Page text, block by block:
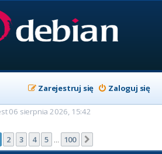
Zaloguj się
Zarejestruj się
06 sierpnia 2026, 15:42
z100
2 3 4 5 100